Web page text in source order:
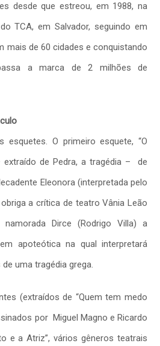
desde que estreou, em 1988, na
TCA, em Salvador, seguindo em
mais de 60 cidades e conquistando
a marca de 2 milhões de
esquetes. O primeiro esquete, “O
extraído de Pedra, a tragédia – de
Eleonora (interpretada pelo
a crítica de teatro Vânia Leão
Dirce (Rodrigo Villa) a
apoteótica na qual interpretará
uma tragédia grega.
(extraídos de “Quem tem medo
por Miguel Magno e Ricardo
e a Atriz”, vários gêneros teatrais